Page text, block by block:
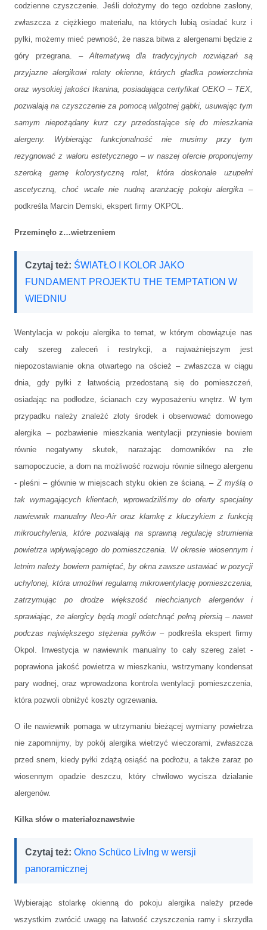
codzienne czyszczenie. Jeśli dołożymy do tego ozdobne zasłony,
zwłaszcza z ciężkiego materiału, na których lubią osiadać kurz i
pyłki, możemy mieć pewność, że nasza bitwa z alergenami będzie z
góry przegrana. –
Alternatywą dla tradycyjnych rozwiązań są
przyjazne alergikowi rolety okienne, których gładka powierzchnia
oraz wysokiej jakości tkanina, posiadająca certyfikat OEKO – TEX,
pozwalają na czyszczenie za pomocą wilgotnej gąbki, usuwając tym
samym niepożądany kurz czy przedostające się do mieszkania
alergeny. Wybierając funkcjonalność nie musimy przy tym
rezygnować z waloru estetycznego – w naszej ofercie proponujemy
szeroką gamę kolorystyczną rolet, która doskonale uzupełni
ascetyczną, choć wcale nie nudną aranżację pokoju alergika –
podkreśla Marcin Demski, ekspert firmy OKPOL.
Przeminęło z…wietrzeniem
Czytaj też: ŚWIATŁO I KOLOR JAKO
FUNDAMENT PROJEKTU THE TEMPTATION W
WIEDNIU
Wentylacja w pokoju alergika to temat, w którym obowiązuje nas
cały szereg zaleceń i restrykcji, a najważniejszym jest
niepozostawianie okna otwartego na oścież – zwłaszcza w ciągu
dnia, gdy pyłki z łatwością przedostaną się do pomieszczeń,
osiadając na podłodze, ścianach czy wyposażeniu wnętrz. W tym
przypadku należy znaleźć złoty środek i obserwować domowego
alergika – pozbawienie mieszkania wentylacji przyniesie bowiem
równie negatywny skutek, narażając domowników na złe
samopoczucie, a dom na możliwość rozwoju równie silnego alergenu
- pleśni – głównie w miejscach styku okien ze ścianą. – Z myślą o
tak wymagających klientach, wprowadziliśmy do oferty specjalny
nawiewnik manualny Neo-Air oraz klamkę z kluczykiem z funkcją
mikrouchylenia, które pozwalają na sprawną regulację strumienia
powietrza wpływającego do pomieszczenia. W okresie wiosennym i
letnim należy bowiem pamiętać, by okna zawsze ustawiać w pozycji
uchylonej, która umożliwi regularną mikrowentylację pomieszczenia,
zatrzymując po drodze większość niechcianych alergenów i
sprawiając, że alergicy będą mogli odetchnąć pełną piersią – nawet
podczas największego stężenia pyłków – podkreśla ekspert firmy
Okpol. Inwestycja w nawiewnik manualny to cały szereg zalet -
poprawiona jakość powietrza w mieszkaniu, wstrzymany kondensat
pary wodnej, oraz wprowadzona kontrola wentylacji pomieszczenia,
która pozwoli obniżyć koszty ogrzewania.
O ile nawiewnik pomaga w utrzymaniu bieżącej wymiany powietrza
nie zapomnijmy, by pokój alergika wietrzyć wieczorami, zwłaszcza
przed snem, kiedy pyłki zdążą osiąść na podłożu, a także zaraz po
wiosennym opadzie deszczu, który chwilowo wycisza działanie
alergenów.
Kilka słów o materiałoznawstwie
Czytaj też: Okno Schüco LivIng w wersji
panoramicznej
Wybierając stolarkę okienną do pokoju alergika należy przede
wszystkim zwrócić uwagę na łatwość czyszczenia ramy i skrzydła